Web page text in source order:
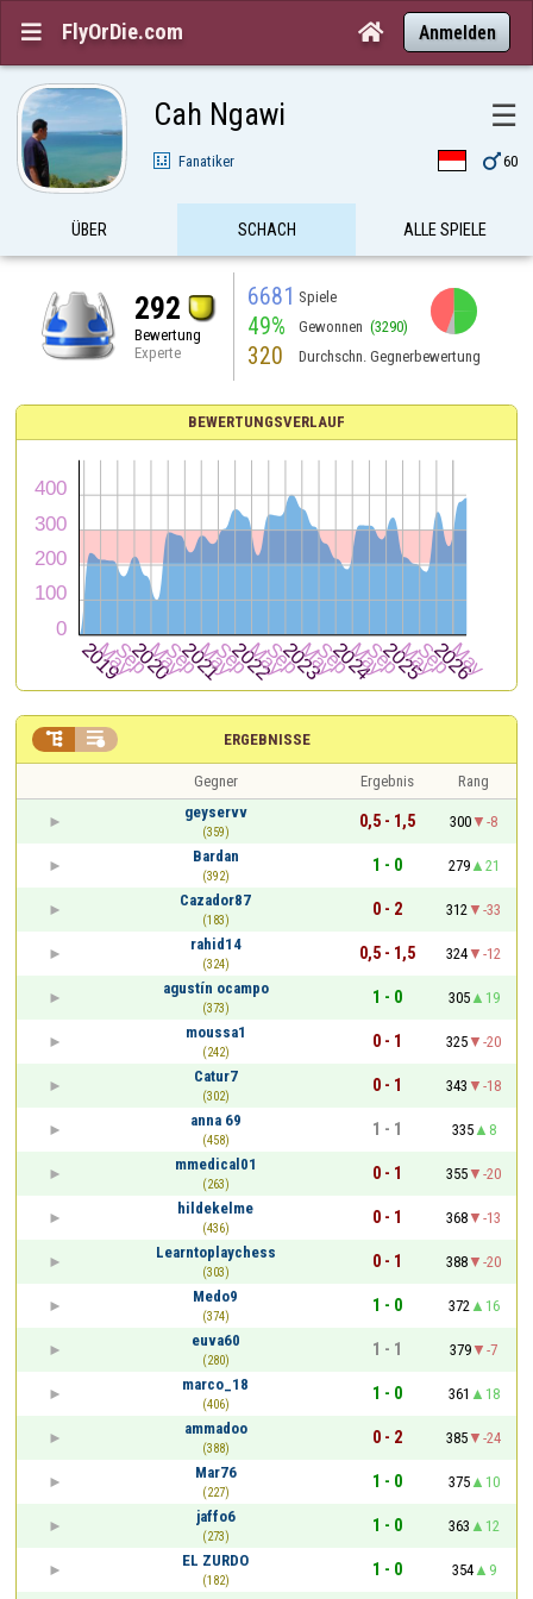
 FlyOrDie.com  Anmelden
Cah Ngawi ☰
Fanatiker 60
ÜBER SCHACH ALLE SPIELE
292
Bewertung
Experte
6681 Spiele
49% Gewonnen (3290)
320 Durchschn. Gegnerbewertung
BEWERTUNGSVERLAUF
ERGEBNISSE
 
Gegner Ergebnis
Rang
geyservv
(359)
0,5 - 1,5 300
-8
Bardan
(392)
1 - 0 279
21
Cazador87
(183)
0 - 2 312
-33
rahid14
(324)
0,5 - 1,5 324
-12
agustín ocampo
(373)
1 - 0 305
19
moussa1
(242)
0 - 1 325
-20
Catur7
(302)
0 - 1 343
-18
anna 69
(458)
1 - 1 335
8
mmedical01
(263)
0 - 1 355
-20
hildekelme
(436)
0 - 1 368
-13
Learntoplaychess
(303)
0 - 1 388
-20
Medo9
(374)
1 - 0 372
16
euva60
(280)
1 - 1 379
-7
marco_18
(406)
1 - 0 361
18
ammadoo
(388)
0 - 2 385
-24
Mar76
(227)
1 - 0 375
10
jaffo6
(273)
1 - 0 363
12
EL ZURDO
(182)
1 - 0 354
9